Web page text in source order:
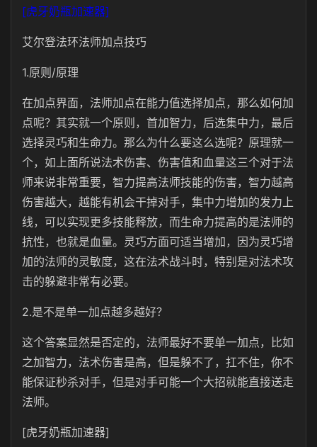
[虎牙奶瓶加速器]
艾尔登法环法师加点技巧
1.原则/原理
在加点界面，法师加点在能力值选择加点，那么如何加
点呢？其实就一个原则，首加智力，后选集中力，最后
选择灵巧和生命力。那么为什么要这么选呢？原理就一
个，如上面所说法术伤害、伤害值和血量这三个对于法
师来说非常重要，智力提高法师技能的伤害，智力越高
伤害越大，越能有机会干掉对手，集中力增加的发力上
线，可以实现更多技能释放，而生命力提高的是法师的
抗性，也就是血量。灵巧方面可适当增加，因为灵巧增
加的法师的灵敏度，这在法术战斗时，特别是对法术攻
击的躲避非常有必要。
2.是不是单一加点越多越好？
这个答案显然是否定的，法师最好不要单一加点，比如
之加智力，法术伤害是高，但是躲不了，扛不住，你不
能保证秒杀对手，但是对手可能一个大招就能直接送走
法师。
[虎牙奶瓶加速器]